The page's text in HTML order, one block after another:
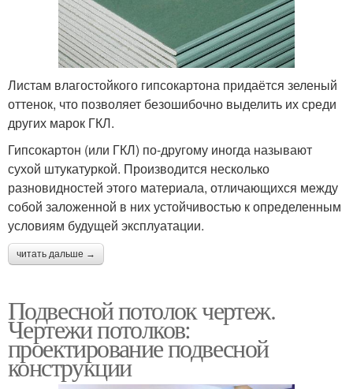
Листам влагостойкого гипсокартона придаётся зеленый
оттенок, что позволяет безошибочно выделить их среди
других марок ГКЛ.
Гипсокартон (или ГКЛ) по-другому иногда называют
сухой штукатуркой. Производится несколько
разновидностей этого материала, отличающихся между
собой заложенной в них устойчивостью к определенным
условиям будущей эксплуатации.
читать дальше →
Подвесной потолок чертеж.
Чертежи потолков:
проектирование подвесной
конструкции